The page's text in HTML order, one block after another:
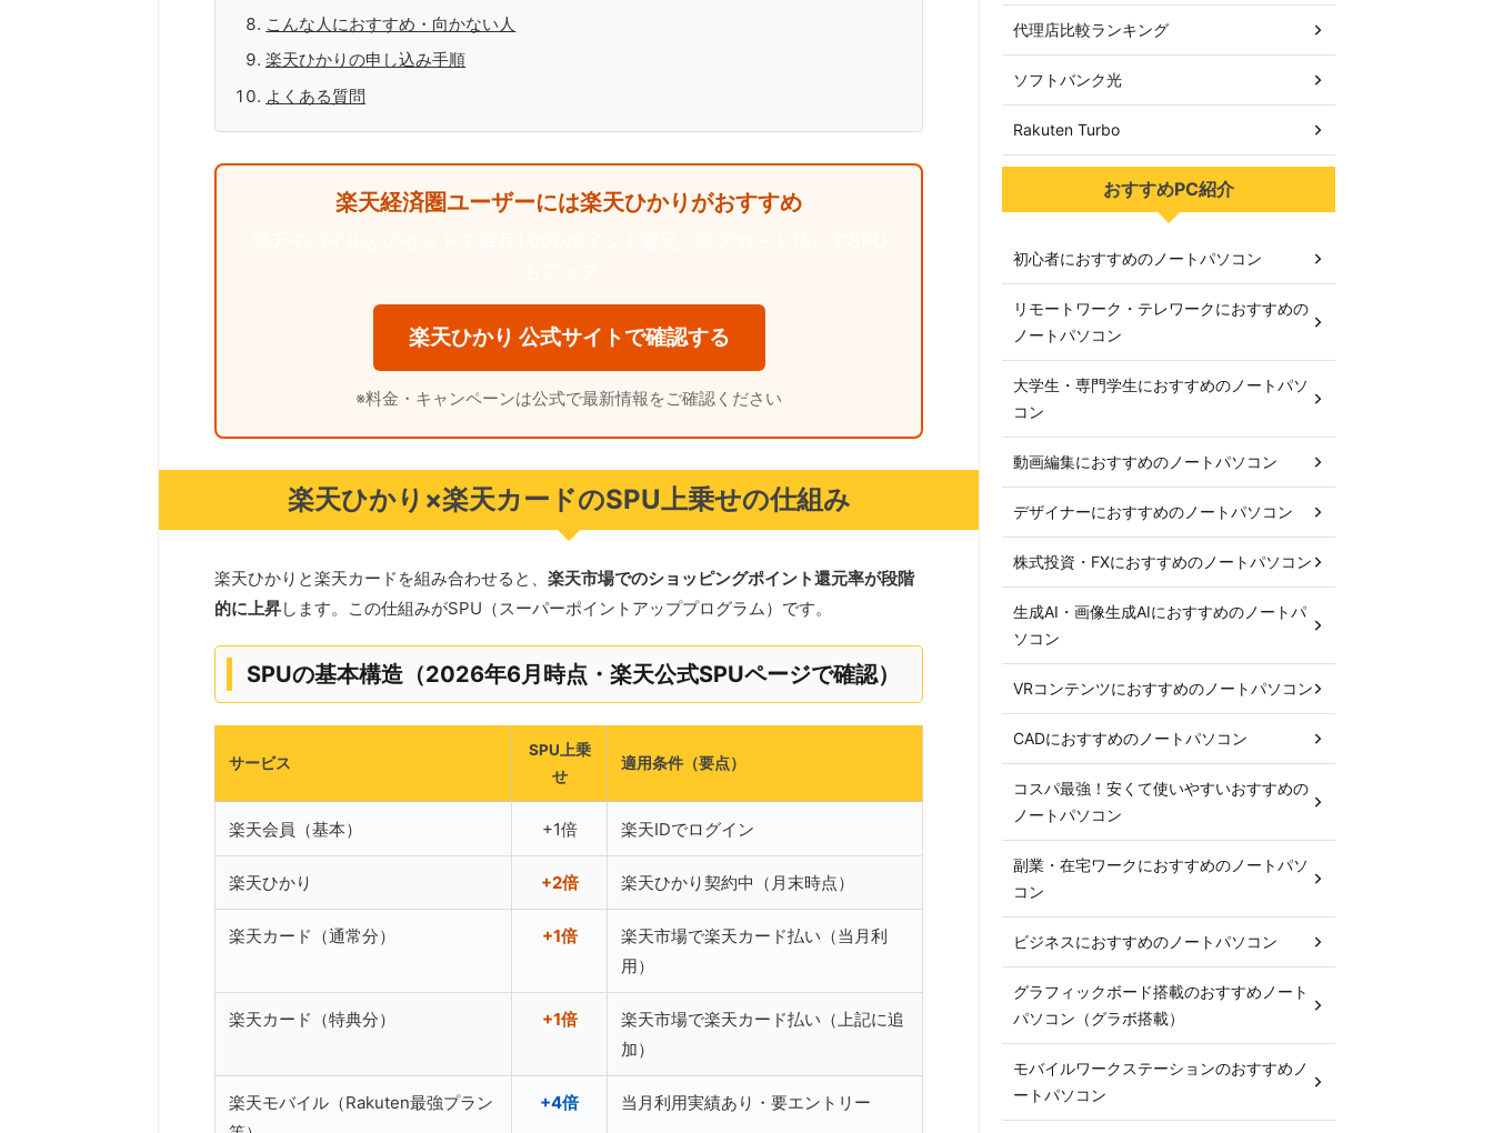
こんな人におすすめ・向かない人
楽天ひかりの申し込み手順
よくある質問
楽天経済圏ユーザーには楽天ひかりがおすすめ
楽天ひかり 公式サイトで確認する
※料金・キャンペーンは公式で最新情報をご確認ください
楽天ひかり×楽天カードのSPU上乗せの仕組み
楽天ひかりと楽天カードを組み合わせると、 楽天市場でのショッピングポイント還元率が段階
的に上昇します。この仕組みがSPU（スーパーポイントアッププログラム）です。
SPUの基本構造（2026年6月時点・楽天公式SPUページで確認）
サービス
SPU上乗
せ
適用条件（要点）
楽天会員（基本） +1倍 楽天IDでログイン
楽天ひかり +2倍 楽天ひかり契約中（月末時点）
楽天カード（通常分） +1倍
楽天市場で楽天カード払い（当月利
用）
楽天カード（特典分） +1倍
楽天市場で楽天カード払い（上記に追
加）
楽天モバイル（Rakuten最強プラン
+4倍 当月利用実績あり・要エントリー
代理店比較ランキング
ソフトバンク光
Rakuten Turbo
おすすめPC紹介
初心者におすすめのノートパソコン
リモートワーク・テレワークにおすすめの
ノートパソコン
大学生・専門学生におすすめのノートパソ
コン
動画編集におすすめのノートパソコン
デザイナーにおすすめのノートパソコン
株式投資・FXにおすすめのノートパソコン
生成AI・画像生成AIにおすすめのノートパ
ソコン
VRコンテンツにおすすめのノートパソコン
CADにおすすめのノートパソコン
コスパ最強！安くて使いやすいおすすめの
ノートパソコン
副業・在宅ワークにおすすめのノートパソ
コン
ビジネスにおすすめのノートパソコン
グラフィックボード搭載のおすすめノート
パソコン（グラボ搭載）
モバイルワークステーションのおすすめノ
ートパソコン